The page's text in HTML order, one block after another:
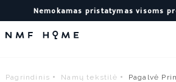
Nemokamas pristatymas visoms
Pagrindinis Namų tekstilė Pagalvė